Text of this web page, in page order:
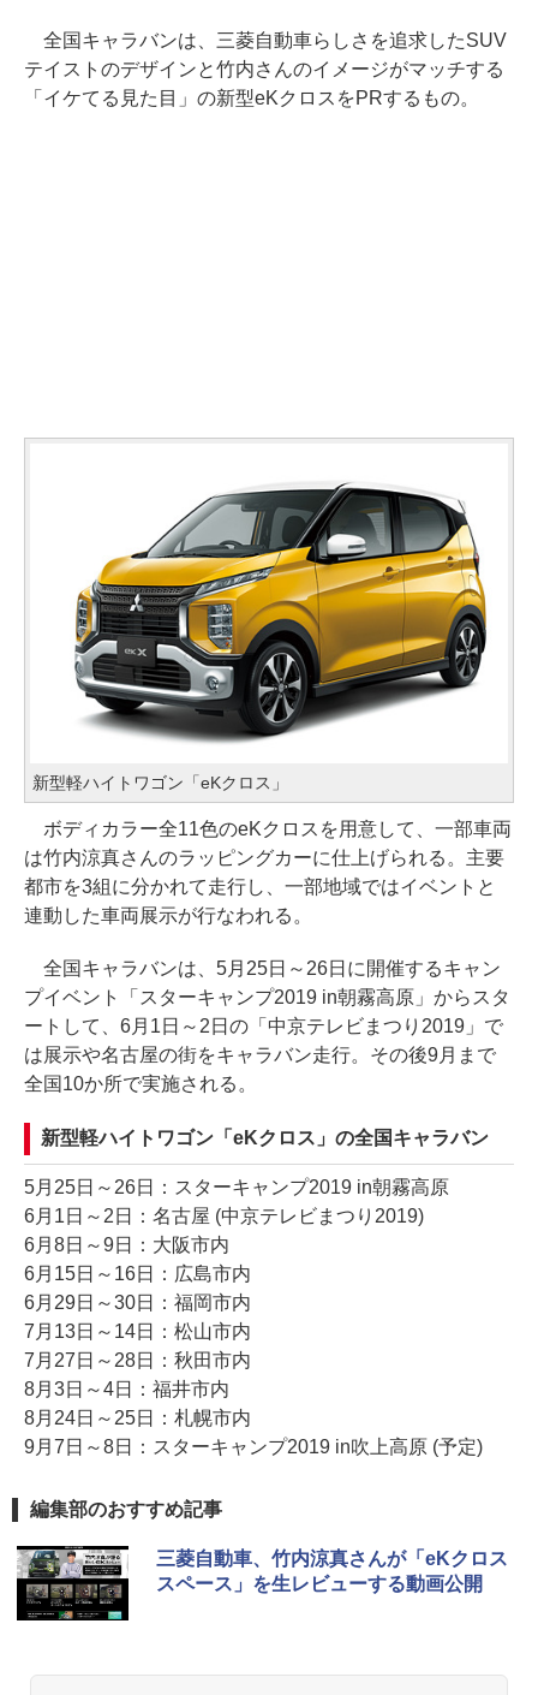
全国キャラバンは、三菱自動車らしさを追求したSUV
テイストのデザインと竹内さんのイメージがマッチする
「イケてる見た目」の新型eKクロスをPRするもの。
新型軽ハイトワゴン「eKクロス」
ボディカラー全11色のeKクロスを用意して、一部車両
は竹内涼真さんのラッピングカーに仕上げられる。主要
都市を3組に分かれて走行し、一部地域ではイベントと
連動した車両展示が行なわれる。
全国キャラバンは、5月25日～26日に開催するキャン
プイベント「スターキャンプ2019 in朝霧高原」からスタ
ートして、6月1日～2日の「中京テレビまつり2019」で
は展示や名古屋の街をキャラバン走行。その後9月まで
全国10か所で実施される。
新型軽ハイトワゴン「eKクロス」の全国キャラバン
5月25日～26日：スターキャンプ2019 in朝霧高原
6月1日～2日：名古屋 (中京テレビまつり2019)
6月8日～9日：大阪市内
6月15日～16日：広島市内
6月29日～30日：福岡市内
7月13日～14日：松山市内
7月27日～28日：秋田市内
8月3日～4日：福井市内
8月24日～25日：札幌市内
9月7日～8日：スターキャンプ2019 in吹上高原 (予定)
編集部のおすすめ記事
三菱自動車、竹内涼真さんが「eKクロス
スペース」を生レビューする動画公開